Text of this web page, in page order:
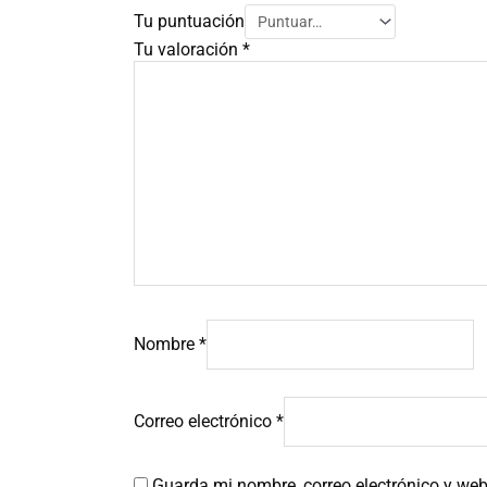
Tu puntuación
Tu valoración *
Nombre *
Correo electrónico *